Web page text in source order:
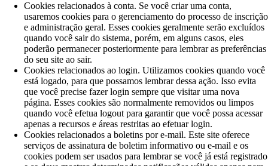
Cookies relacionados à conta. Se você criar uma conta,
usaremos cookies para o gerenciamento do processo de inscrição
e administração geral. Esses cookies geralmente serão excluídos
quando você sair do sistema, porém, em alguns casos, eles
poderão permanecer posteriormente para lembrar as preferências
do seu site ao sair.
Cookies relacionados ao login. Utilizamos cookies quando você
está logado, para que possamos lembrar dessa ação. Isso evita
que você precise fazer login sempre que visitar uma nova
página. Esses cookies são normalmente removidos ou limpos
quando você efetua logout para garantir que você possa acessar
apenas a recursos e áreas restritas ao efetuar login.
Cookies relacionados a boletins por e-mail. Este site oferece
serviços de assinatura de boletim informativo ou e-mail e os
cookies podem ser usados ​​para lembrar se você já está registrado